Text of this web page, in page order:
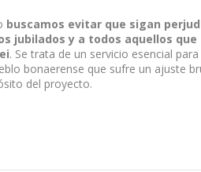
buscamos evitar que sigan
jubilados y a todos aquellos
. Se trata de un servicio esencial
bonaerense que sufre un ajuste
del proyecto.